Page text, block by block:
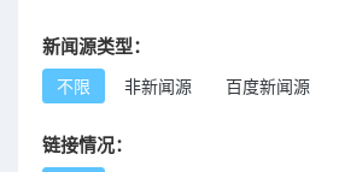
新闻源类型：
不限 非新闻源 百度新闻源
链接情况：